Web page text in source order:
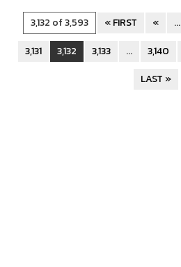
3,132 of 3,593 « FIRST « ...
3,131
3,132 3,133 ... 3,140
LAST »